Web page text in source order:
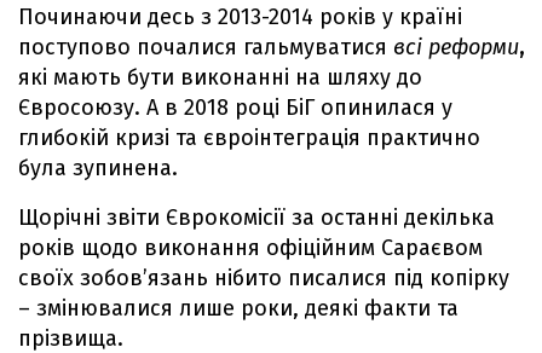
Починаючи десь з 2013-2014 років у країні
поступово почалися гальмуватися всі реформи,
які мають бути виконанні на шляху до
Євросоюзу. А в 2018 році БіГ опинилася у
глибокій кризі та євроінтеграція практично
була зупинена.
Щорічні звіти Єврокомісії за останні декілька
років щодо виконання офіційним Сараєвом
своїх зобов’язань нібито писалися під копірку
– змінювалися лише роки, деякі факти та
прізвища.